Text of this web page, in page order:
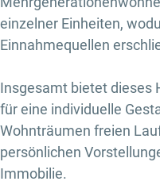
einzelner Einheiten,
Einnahmequellen
Insgesamt bietet dieses
für eine individuelle
Wohnträumen freien
persönlichen
Immobilie.